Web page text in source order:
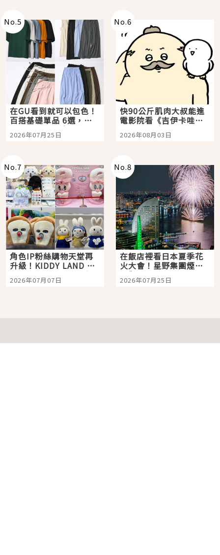
No.5
在GU看到就可以包色！
百搭基礎單品 6選，閉
眼全收也不心疼
2026年07月25日
No.6
快90公斤肌肉大叔能進
電影院看《吉伊卡哇》
嗎？日本重金屬樂團
「打首」會長與nagano
2026年08月03日
No.7
角色IP粉絲購物天堂再
升級！KIDDY LAND 原
宿店吉伊卡哇迎客，新
開幕 OMOKADO 店3分
2026年07月07日
No.8
在飯店裡看日本夏季花
火大會！星野集團煙火
景觀飯店6選，讓你不用
人擠人悠閒欣賞
2026年07月25日